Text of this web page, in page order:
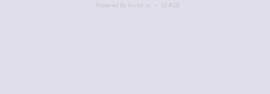
Powered By Hund.io 日本語